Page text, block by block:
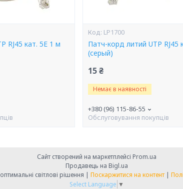
RJ45 кат. 5Е 1 м
LP1700
Патч-корд литий UTP RJ45
(серый)
15 ₴
Немає в наявності
+380 (96) 115-86-55
Обслуговування покупців
Сайт створений на маркетплейсі Prom.ua
Продавець на Bigl.ua
💡 LIGHT CLUB 💡 - оптимальні світлові рішення | Поскаржитися на контент |
Select Language ▼